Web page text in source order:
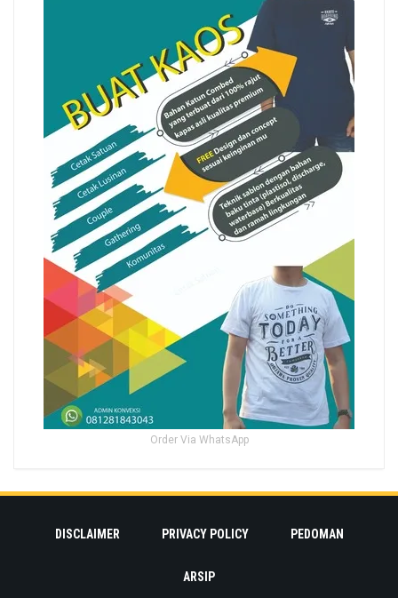
Order Via WhatsApp
DISCLAIMER PRIVACY POLICY PEDOMAN
ARSIP